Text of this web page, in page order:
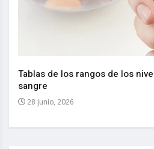
Tablas de los rangos de los
sangre
28 junio, 2026